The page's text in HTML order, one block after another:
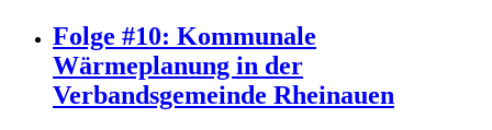
Folge #10: Kommunale
Wärmeplanung in der
Verbandsgemeinde Rheinauen